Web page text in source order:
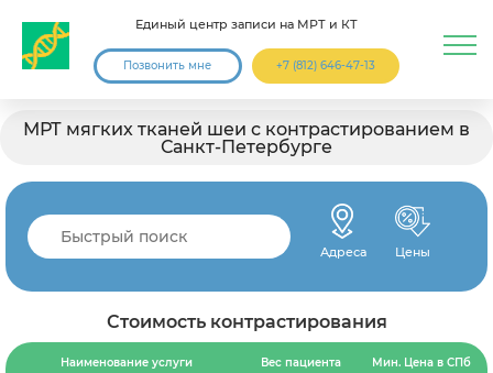
Единый центр записи на МРТ и КТ
Позвонить мне +7 (812) 646-47-13
МРТ мягких тканей шеи с контрастированием в
Санкт-Петербурге
Адреса Цены
Стоимость контрастирования
Наименование услуги Вес пациента Мин. Цена в СПб